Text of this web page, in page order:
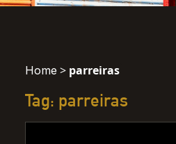
Home > parreiras
Tag: parreiras